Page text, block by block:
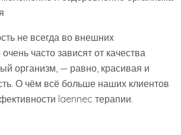
не всегда во внешних
часто зависят от качества
организм, — равно, красивая и
О чём всё больше наших клиентов
laennec терапии.